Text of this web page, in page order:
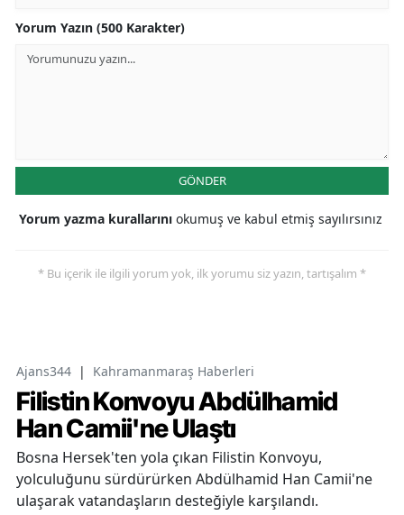
Yorum Yazın (500 Karakter)
GÖNDER
Yorum yazma kurallarını okumuş ve kabul etmiş sayılırsınız
* Bu içerik ile ilgili yorum yok, ilk yorumu siz yazın, tartışalım *
Ajans344 | Kahramanmaraş Haberleri
Filistin Konvoyu Abdülhamid
Han Camii'ne Ulaştı
Bosna Hersek'ten yola çıkan Filistin Konvoyu,
yolculuğunu sürdürürken Abdülhamid Han Camii'ne
ulaşarak vatandaşların desteğiyle karşılandı.